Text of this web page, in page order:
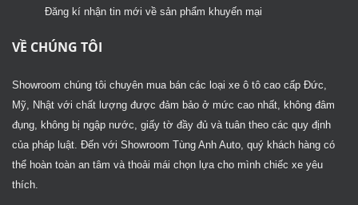
Đăng kí nhận tin mới về sản phẩm khuyến mại
VỀ CHÚNG TÔI
Showroom chúng tôi chuyên mua bán các loại xe ô tô cao cấp Đức,
Mỹ, Nhật với chất lượng được đảm bảo ở mức cao nhất, không đâm
đụng, không bị ngập nước, giấy tờ đầy đủ và tuân theo các quy định
của pháp luật. Đến với Showroom Tùng Anh Auto, quý khách hàng có
thể hoàn toàn an tâm và thoải mái chọn lựa cho mình chiếc xe yêu
thích.